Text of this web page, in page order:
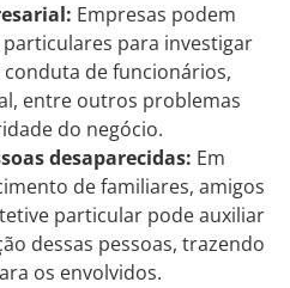
Empresas podem
para investigar
de funcionários,
entre outros problemas
do negócio.
desaparecidas: Em
de familiares, amigos
particular pode auxiliar
dessas pessoas, trazendo
os envolvidos.